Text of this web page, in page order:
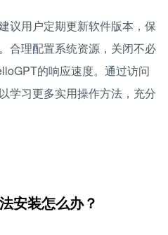
议用户定期更新软件版本，保
合理配置系统资源，关闭不必
的响应速度。通过访问
学习更多实用操作方法，充分
安装怎么办？